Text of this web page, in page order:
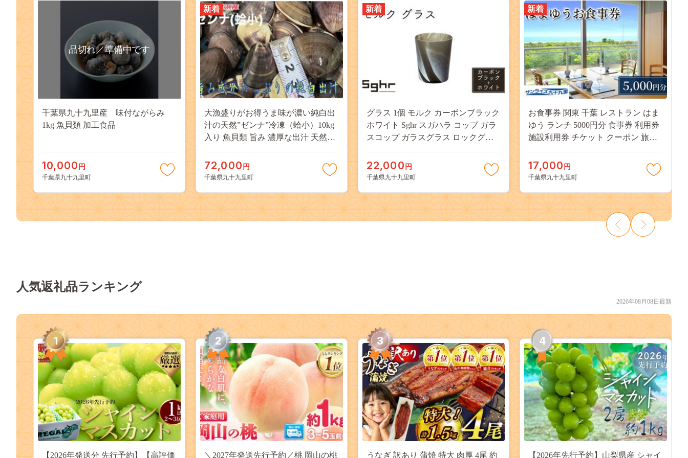
品切れ／準備中です
千葉県九十九里産 味付ながらみ
1kg 魚貝類 加工食品
10,000 円
千葉県九十九里町
新着
大漁盛りがお得うま味が濃い純白出
汁の天然”ゼンナ”冷凍（蛤小）10kg
入り 魚貝類 旨み 濃厚な出汁 天然は
国産 九十九里浜産
72,000 円
千葉県九十九里町
新着
グラス 1個 モルク カーボンブラック
ホワイト Sghr スガハラ コップ ガラ
スコップ ガラスグラス ロックグラ
ッチン キッチン用品 千葉 千葉県 九
十九里町 九十九里
22,000 円
千葉県九十九里町
新着
お食事券 関東 千葉 レストラン はま
ゆう ランチ 5000円分 食事券 利用券
施設利用券 チケット クーポン 旅行
九十九里
17,000 円
千葉県九十九里町
人気返礼品ランキング
2026年08月08日最新
1
【2026年発送分 先行予約】【高評価
2
＼2027年発送先行予約／桃 岡山の桃
3
うなぎ 訳あり 蒲焼 特大 肉厚 4尾 約
4
【2026年先行予約】山梨県産 シャイ